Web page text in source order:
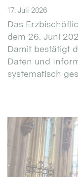
17. Juli 2026
Das
dem 26. Juni
Damit bestätigt
Daten und
systematisch